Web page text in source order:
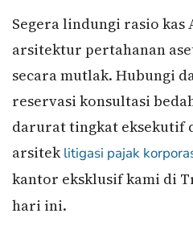
Segera lindungi rasio kas
arsitektur pertahanan
secara mutlak. Hubungi
reservasi konsultasi
darurat tingkat eksekutif
arsiteklitigasi pajak
kantor eksklusif kami di
hari ini.